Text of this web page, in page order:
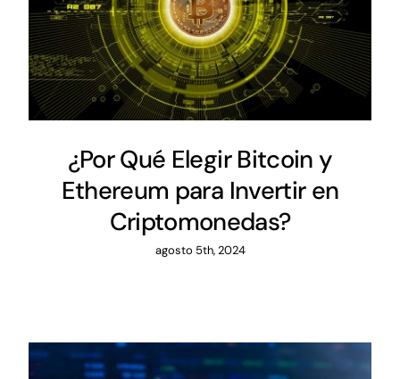
¿Por Qué Elegir Bitcoin y
Ethereum para Invertir en
Criptomonedas?
agosto 5th, 2024